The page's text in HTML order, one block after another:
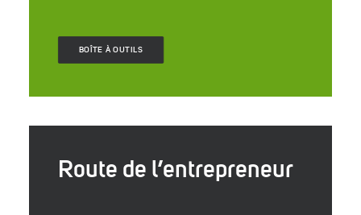
BOÎTE À OUTILS
Route de l’entrepreneur